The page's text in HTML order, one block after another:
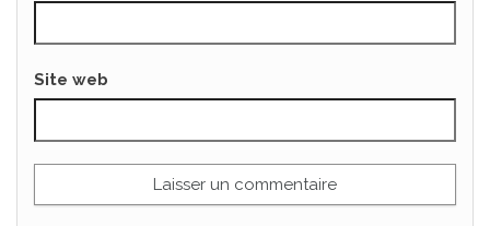
Site web